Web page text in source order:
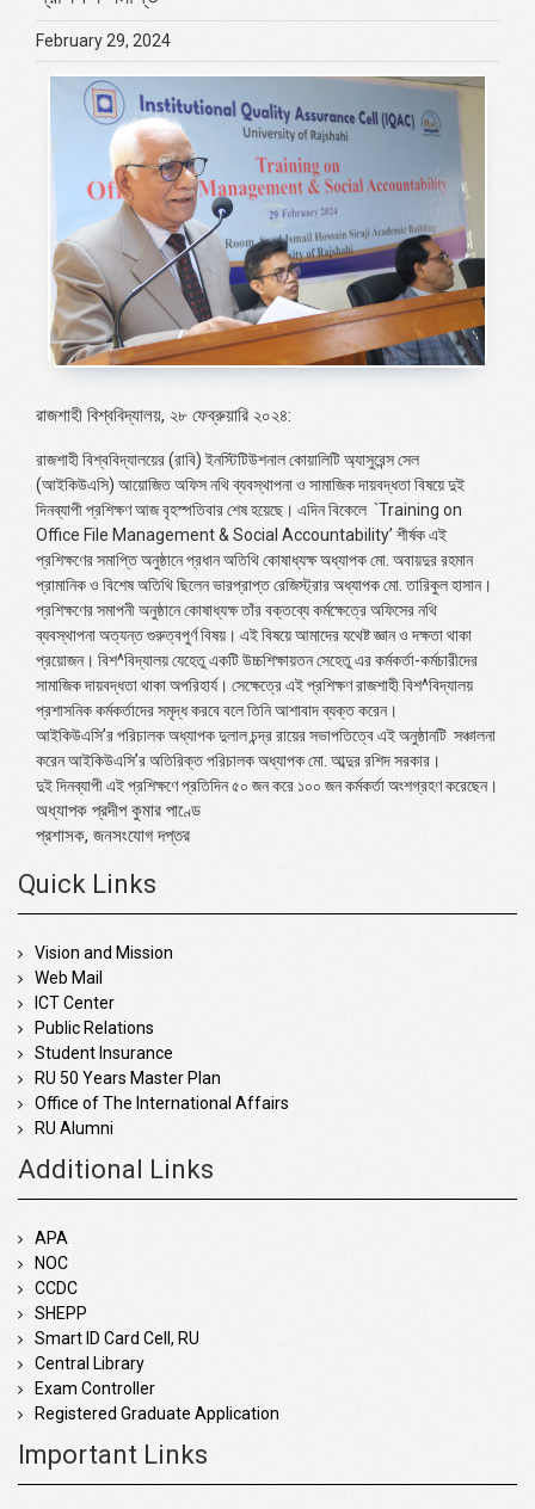
February 29, 2024
রাজশাহী বিশ্ববিদ্যালয়, ২৮ ফেব্রুয়ারি ২০২৪:
রাজশাহী বিশ্ববিদ্যালয়ের (রাবি) ইনস্টিটিউশনাল কোয়ালিটি অ্যাসুরেন্স সেল
(আইকিউএসি) আয়োজিত অফিস নথি ব্যবস্থাপনা ও সামাজিক দায়বদ্ধতা বিষয়ে দুই
দিনব্যাপী প্রশিক্ষণ আজ বৃহস্পতিবার শেষ হয়েছে। এদিন বিকেলে `Training on
Office File Management & Social Accountability’ শীর্ষক এই
প্রশিক্ষণের সমাপ্তি অনুষ্ঠানে প্রধান অতিথি কোষাধ্যক্ষ অধ্যাপক মো. অবায়দুর রহমান
প্রামানিক ও বিশেষ অতিথি ছিলেন ভারপ্রাপ্ত রেজিস্ট্রার অধ্যাপক মো. তারিকুল হাসান।
প্রশিক্ষণের সমাপনী অনুষ্ঠানে কোষাধ্যক্ষ তাঁর বক্তব্যে কর্মক্ষেত্রে অফিসের নথি
ব্যবস্থাপনা অত্যন্ত গুরুত্বপুর্ণ বিষয়। এই বিষয়ে আমাদের যথেষ্ট জ্ঞান ও দক্ষতা থাকা
প্রয়োজন। বিশ^বিদ্যালয় যেহেতু একটি উচ্চশিক্ষায়তন সেহেতু এর কর্মকর্তা-কর্মচারীদের
সামাজিক দায়বদ্ধতা থাকা অপরিহার্য। সেক্ষেত্রে এই প্রশিক্ষণ রাজশাহী বিশ^বিদ্যালয়
প্রশাসনিক কর্মকর্তাদের সমৃদ্ধ করবে বলে তিনি আশাবাদ ব্যক্ত করেন।
আইকিউএসি’র পরিচালক অধ্যাপক দুলাল চন্দ্র রায়ের সভাপতিত্বে এই অনুষ্ঠানটি সঞ্চালনা
করেন আইকিউএসি’র অতিরিক্ত পরিচালক অধ্যাপক মো. আব্দুর রশিদ সরকার।
দুই দিনব্যাপী এই প্রশিক্ষণে প্রতিদিন ৫০ জন করে ১০০ জন কর্মকর্তা অংশগ্রহণ করেছেন।
অধ্যাপক প্রদীপ কুমার পাণ্ডে
প্রশাসক, জনসংযোগ দপ্তর
Quick Links
Vision and Mission
Web Mail
ICT Center
Public Relations
Student Insurance
RU 50 Years Master Plan
Office of The International Affairs
RU Alumni
Additional Links
APA
NOC
CCDC
SHEPP
Smart ID Card Cell, RU
Central Library
Exam Controller
Registered Graduate Application
Important Links